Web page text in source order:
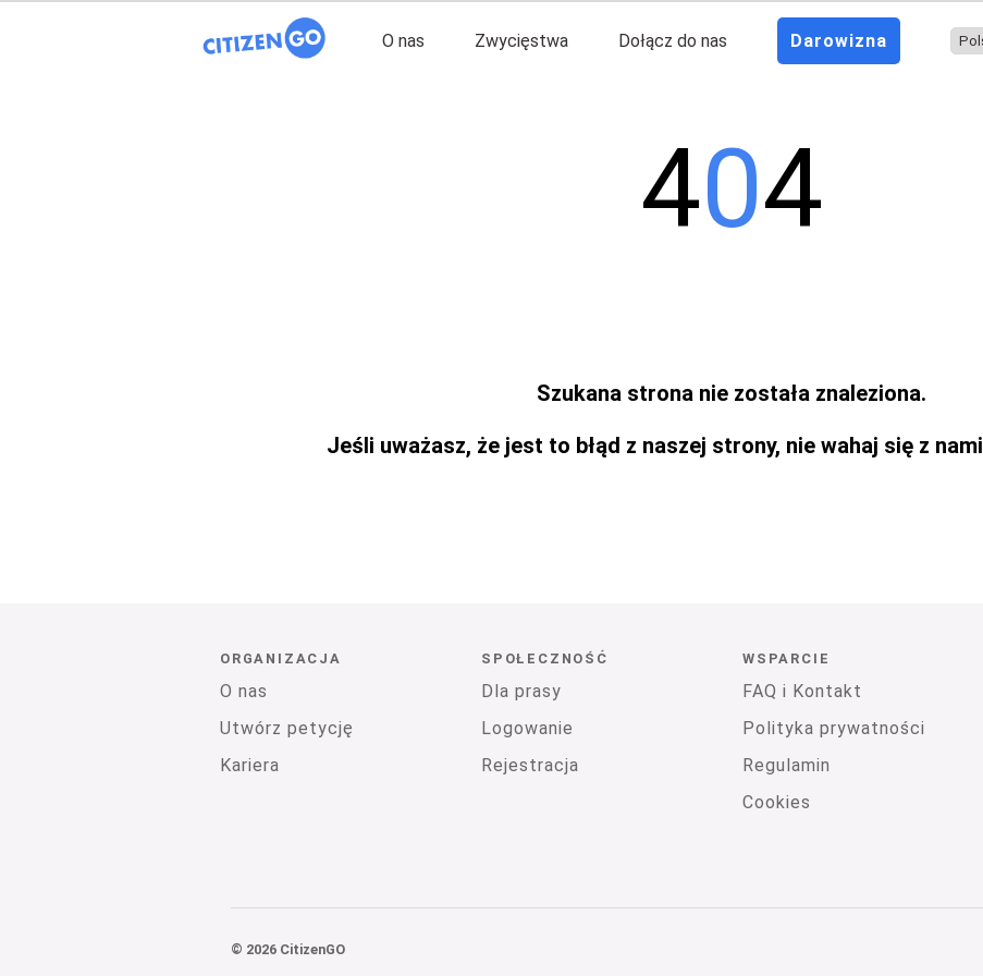
O nas Zwycięstwa Dołącz do nas Darowizna
404
Szukana strona nie została znaleziona.
Jeśli uważasz, że jest to błąd z naszej strony, nie wahaj się z nami
ORGANIZACJA
O nas
Utwórz petycję
Kariera
SPOŁECZNOŚĆ
Dla prasy
Logowanie
Rejestracja
WSPARCIE
FAQ i Kontakt
Polityka prywatności
Regulamin
Cookies
© 2026 CitizenGO